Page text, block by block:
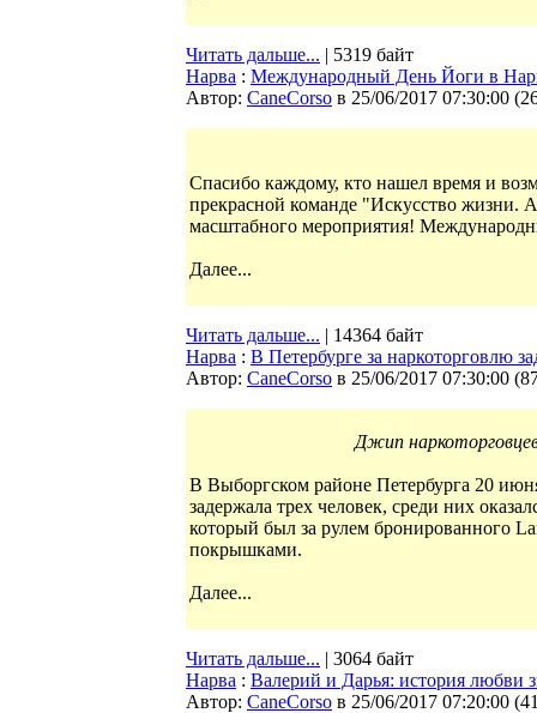
Читать дальше... | 5319 байт
Нарва : Международный День Йоги в
Автор: CaneCorso в 25/06/2017 07:30:00 (
Спасибо каждому, кто нашел время и
прекрасной команде "Искусство жизни.
масштабного мероприятия!
Далее...
Читать дальше... | 14364 байт
Нарва : В Петербурге за наркоторговлю
Автор: CaneCorso в 25/06/2017 07:30:00 (
Джип
В Выборгском районе Петербурга 20
задержала трех человек, среди них
который был за рулем бронированного
покрышками.
Далее...
Читать дальше... | 3064 байт
Нарва : Валерий и Дарья: история любви
Автор: CaneCorso в 25/06/2017 07:20:00 (